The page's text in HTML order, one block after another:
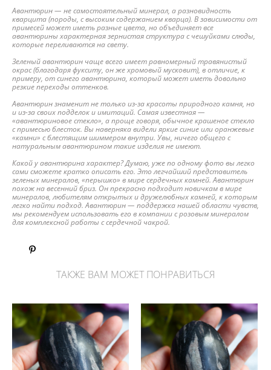
Авантюрин — не самостоятельный минерал, а разновидность
кварцита (породы, с высоким содержанием кварца). В зависимости от
примесей может иметь разные цвета, но объединяет все
авантюрины характерная зернистая структура с чешуйками слюды,
которые переливаются на свету.
Зеленый авантюрин чаще всего имеет равномерный травянистый
окрас (благодаря фукситу, он же хромовый мусковит), в отличие, к
примеру, от синего авантюрина, который может иметь довольно
резкие переходы оттенков.
Авантюрин знаменит не только из-за красоты природного камня, но
и из-за своих подделок и имитаций. Самая известная —
«авантюриновое стекло», а проще говоря, обычное крашеное стекло
с примесью блесток. Вы наверняка видели яркие синие или оранжевые
«камни» с блестящим шиммером внутри. Увы, ничего общего с
натуральным авантюрином такие изделия не имеют.
Какой у авантюрина характер? Думаю, уже по одному фото вы легко
сами сможете кратко описать его. Это легчайший представитель
зеленых минералов, «перышко» в мире сердечных камней. Авантюрин
похож на весенний бриз. Он прекрасно подходит новичкам в мире
минералов, любителям открытых и дружелюбных камней, к которым
легко найти подход. Авантюрин — поддержка нашей области чувств,
мы рекомендуем использовать его в компании с розовым минералом
для комплексной работы с сердечной чакрой.
ТАКЖЕ ВАМ МОЖЕТ ПОНРАВИТЬСЯ